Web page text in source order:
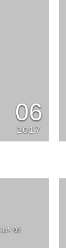
06
2017
い館